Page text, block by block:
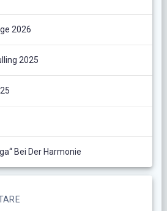
2026
2025
Bei Der Harmonie